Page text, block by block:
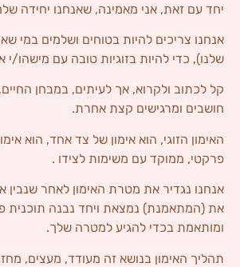
יחד עם זאת, אני מאמינה, שאנחנו יחידה
אנחנו צריכים להיות בטוחים ושלמים במי
שלנו), כדי להיות בזוגיות טובה עם מישהו/י
קל לכתוב ולקרוא, אך לעיתים, במבחן
חושבים ומרגישים קצת אחרת.
האימון הזוגי, הוא אימון של צד אחד, הוא
פרקטי, ממוקד עם משימות לצידו .
אנחנו נגדיר את מטרת האימון לאחר שנבין
את (המתאמנת) נמצאת ויחד נבנה תוכנית
ומותאמת בכדי להגיע למטרה שלך.
תהליך האימון בנושא זה מעודד, מעצים,